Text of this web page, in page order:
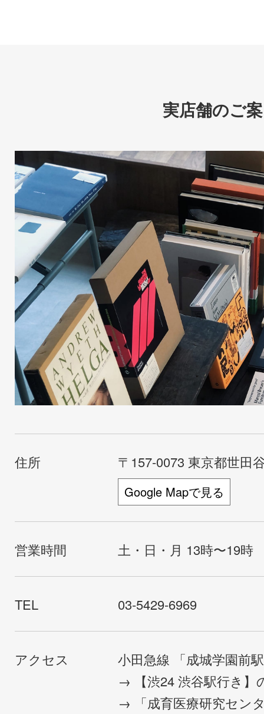
実店舗のご
住所 〒157-0073 東京都世田
Google Mapで見る
営業時間 土・日・月 13時〜19時
TEL 03-5429-6969
アクセス
小田急線 「成城学園前
→ 【渋24 渋谷駅行き】
→ 「成育医療研究セン